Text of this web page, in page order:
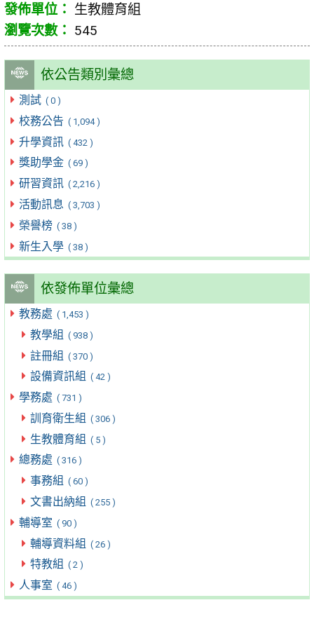
依公告類別彙總
測試 ( 0 )
校務公告 ( 1,094 )
升學資訊 ( 432 )
獎助學金 ( 69 )
研習資訊 ( 2,216 )
活動訊息 ( 3,703 )
榮譽榜 ( 38 )
新生入學 ( 38 )
依發佈單位彙總
教務處 ( 1,453 )
教學組 ( 938 )
註冊組 ( 370 )
設備資訊組 ( 42 )
學務處 ( 731 )
訓育衛生組 ( 306 )
生教體育組 ( 5 )
總務處 ( 316 )
事務組 ( 60 )
文書出納組 ( 255 )
輔導室 ( 90 )
輔導資料組 ( 26 )
特教組 ( 2 )
人事室 ( 46 )
生教體育組
545